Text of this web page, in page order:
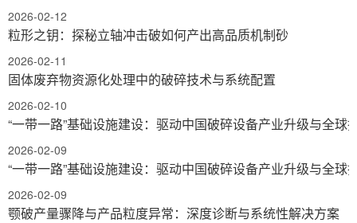
2026-02-12
粒形之钥：探秘立轴冲击破如何产出高品质机制砂
2026-02-11
固体废弃物资源化处理中的破碎技术与系统配置
2026-02-10
“一带一路”基础设施建设：驱动中国破碎设备产业升级与全球
2026-02-09
“一带一路”基础设施建设：驱动中国破碎设备产业升级与全球
2026-02-09
颚破产量骤降与产品粒度异常：深度诊断与系统性解决方案